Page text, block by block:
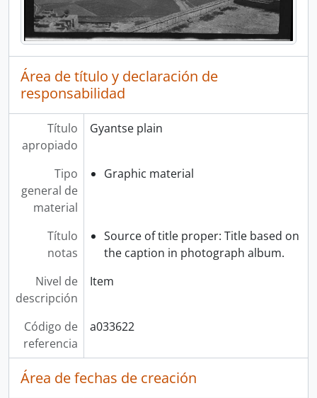
Área de título y declaración de
responsabilidad
Título
apropiado
Gyantse plain
Tipo
general de
material
Graphic material
Título
notas
Source of title proper: Title based on
the caption in photograph album.
Nivel de
descripción
Item
Código de
referencia
a033622
Área de fechas de creación